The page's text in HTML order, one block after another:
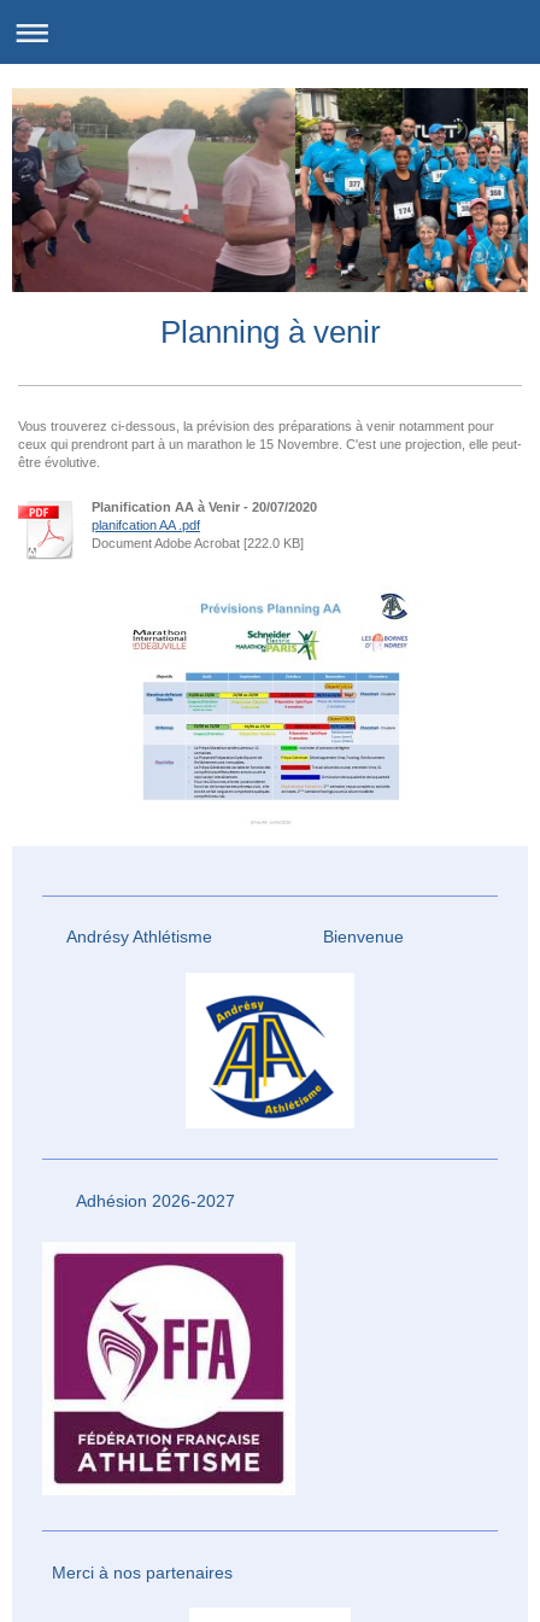
Planning à venir
Vous trouverez ci-dessous, la prévision des préparations à venir notamment pour
ceux qui prendront part à un marathon le 15 Novembre. C'est une projection, elle peut-
être évolutive.
Planification AA à Venir - 20/07/2020
planifcation AA .pdf
Document Adobe Acrobat [222.0 KB]
Andrésy Athlétisme Bienvenue
Adhésion 2026-2027
Merci à nos partenaires